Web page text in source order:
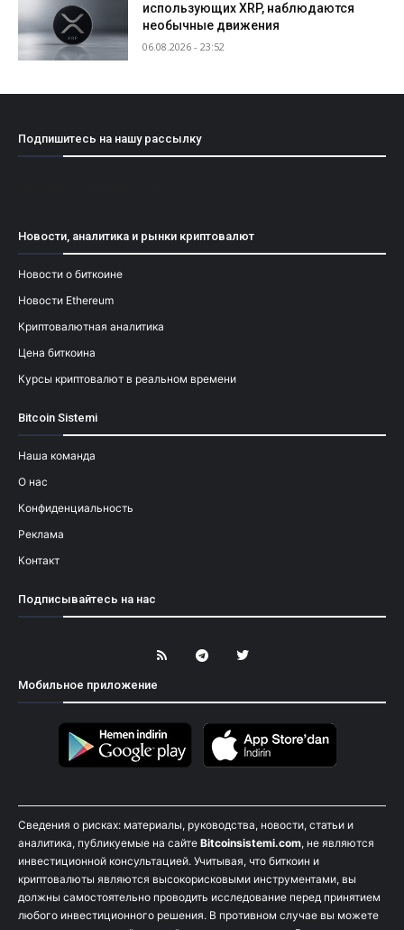
использующих XRP, наблюдаются
необычные движения
06.08.2026 - 23:52
Подпишитесь на нашу рассылку
Новости, аналитика и рынки криптовалют
Новости о биткоине
Новости Ethereum
Криптовалютная аналитика
Цена биткоина
Курсы криптовалют в реальном времени
Bitcoin Sistemi
Наша команда
О нас
Конфиденциальность
Реклама
Контакт
Подписывайтесь на нас
Мобильное приложение
Сведения о рисках: материалы, руководства, новости, статьи и
аналитика, публикуемые на сайте Bitcoinsistemi.com, не являются
инвестиционной консультацией. Учитывая, что биткоин и
криптовалюты являются высокорисковыми инструментами, вы
должны самостоятельно проводить исследование перед принятием
любого инвестиционного решения. В противном случае вы можете